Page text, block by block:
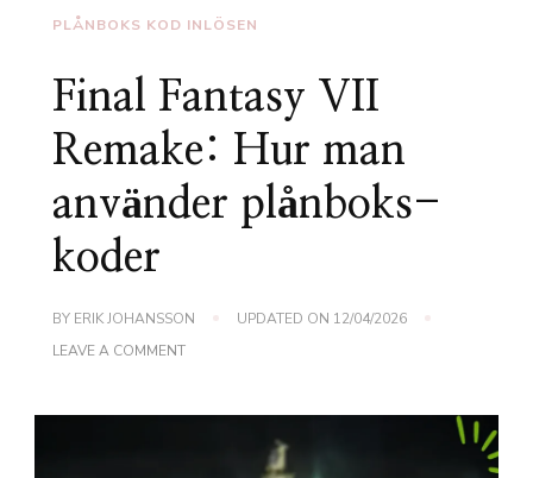
PLÅNBOKS KOD INLÖSEN
Final Fantasy VII
Remake: Hur man
använder plånboks-
koder
BY ERIK JOHANSSON UPDATED ON 12/04/2026
LEAVE A COMMENTON